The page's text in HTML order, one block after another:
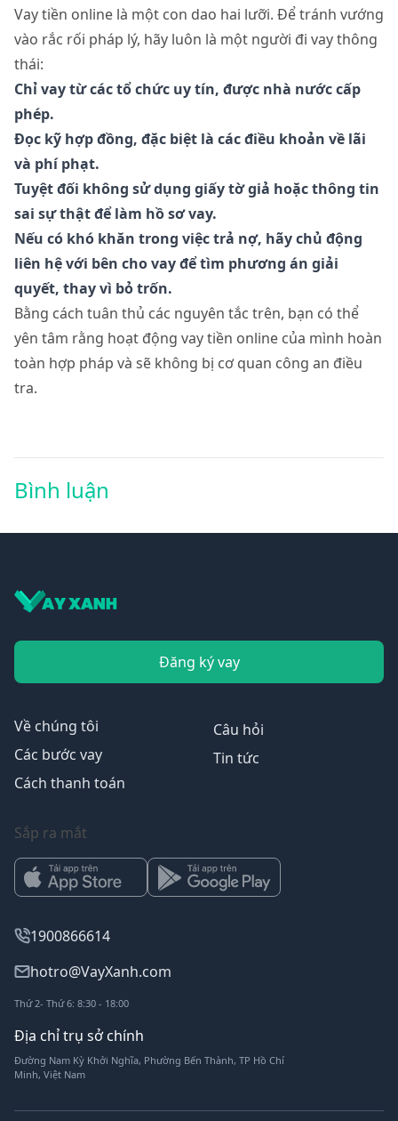
Vay tiền online là một con dao hai lưỡi. Để tránh vướng
vào rắc rối pháp lý, hãy luôn là một người đi vay thông
thái:
Chỉ vay từ các tổ chức uy tín, được nhà nước cấp
phép.
Đọc kỹ hợp đồng, đặc biệt là các điều khoản về lãi
và phí phạt.
Tuyệt đối không sử dụng giấy tờ giả hoặc thông tin
sai sự thật để làm hồ sơ vay.
Nếu có khó khăn trong việc trả nợ, hãy chủ động
liên hệ với bên cho vay để tìm phương án giải
quyết, thay vì bỏ trốn.
Bằng cách tuân thủ các nguyên tắc trên, bạn có thể
yên tâm rằng hoạt động vay tiền online của mình hoàn
toàn hợp pháp và sẽ không bị cơ quan công an điều
tra.
Bình luận
Đăng ký vay
Về chúng tôi
Các bước vay
Cách thanh toán
Câu hỏi
Tin tức
Sắp ra mắt
1900866614
hotro@VayXanh.com
Thứ 2- Thứ 6: 8:30 - 18:00
Địa chỉ trụ sở chính
Đường Nam Kỳ Khởi Nghĩa, Phường Bến Thành, TP Hồ Chí
Minh, Việt Nam